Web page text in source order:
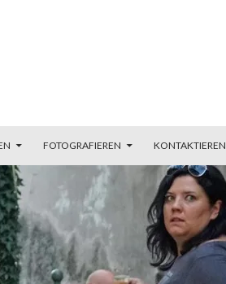
FOTOGRAFIEREN KONTAKTIEREN